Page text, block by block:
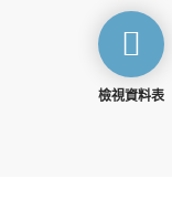
檢視資料表